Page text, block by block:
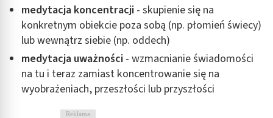
medytacja koncentracji - skupienie się na
konkretnym obiekcie poza sobą (np. płomień świecy)
lub wewnątrz siebie (np. oddech)
medytacja uważności - wzmacnianie świadomości
na tu i teraz zamiast koncentrowanie się na
wyobrażeniach, przeszłości lub przyszłości
Reklama